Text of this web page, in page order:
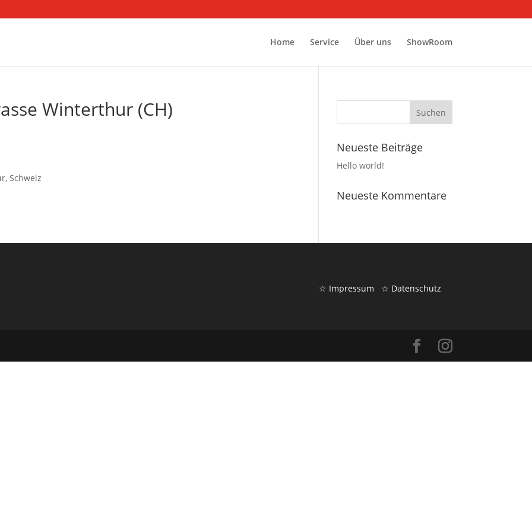
Home Service Über uns ShowRoom
Winterthur (CH)
Schweiz
Neueste Beiträge
Hello world!
Neueste Kommentare
☆ Impressum ☆ Datenschutz